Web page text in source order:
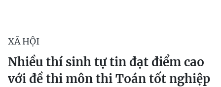
XÃ HỘI
Nhiều thí sinh tự tin đạt điểm cao
với đề thi môn thi Toán tốt nghiệp